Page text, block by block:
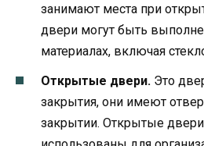
занимают места при
двери могут быть
материалах, включая
Открытые двери. Это
закрытия, они имеют
закрытии. Открытые